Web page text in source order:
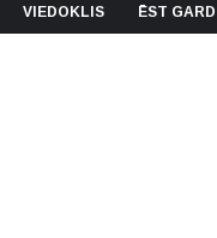
VIEDOKLIS ĒST GARDI